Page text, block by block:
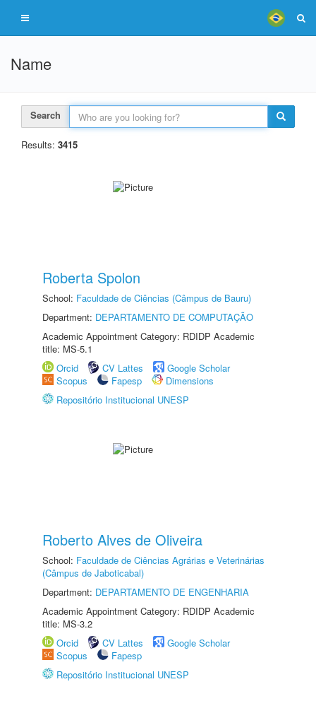
Name
Search
Results: 3415
Roberta Spolon
School: Faculdade de Ciências (Câmpus de Bauru)
Department: DEPARTAMENTO DE COMPUTAÇÃO
Academic Appointment Category: RDIDP Academic
title: MS-5.1
Orcid
CV Lattes
Google Scholar
Scopus
Fapesp
Dimensions
Repositório Institucional UNESP
Roberto Alves de Oliveira
School: Faculdade de Ciências Agrárias e Veterinárias
(Câmpus de Jaboticabal)
Department: DEPARTAMENTO DE ENGENHARIA
Academic Appointment Category: RDIDP Academic
title: MS-3.2
Orcid
CV Lattes
Google Scholar
Scopus
Fapesp
Repositório Institucional UNESP